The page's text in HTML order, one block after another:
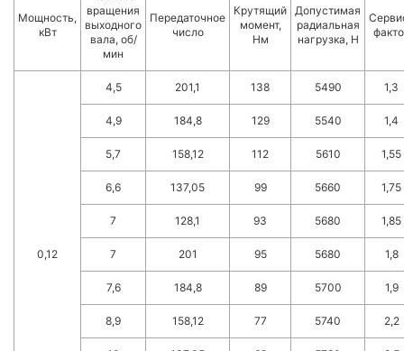
Мощность,
кВт
вращения
выходного
вала, об/
мин
Передаточное
число
Крутящий
момент,
Нм
Допустимая
радиальная
нагрузка, Н
0,12
4,5 201,1 138 5490 1,3
4,9 184,8 129 5540 1,4
5,7 158,12 112 5610 1,55
6,6 137,05 99 5660 1,75
7 128,1 93 5680 1,85
7 201 95 5680 1,8
7,6 184,8 89 5700 1,9
8,9 158,12 77 5740 2,2